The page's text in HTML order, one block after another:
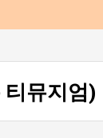
뮤지엄)